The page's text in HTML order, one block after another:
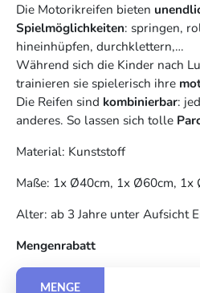
Die Motorikreifen bieten
Spielmöglichkeiten: springen,
hineinhüpfen, durchklettern,…
Während sich die Kinder nach
trainieren sie spielerisch ihre
Die Reifen sind kombinierbar:
anderes. So lassen sich tolle
Material: Kunststoff
Maße: 1x Ø40cm, 1x Ø60cm, 1x
Alter: ab 3 Jahre unter Aufsicht
Mengenrabatt
MENGE